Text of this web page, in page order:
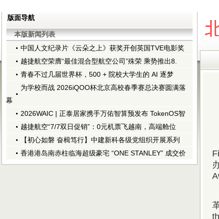
版面导航
本版新闻列表
中国人文纪录片《云朵之上》获奖开创英国TVE电影奖
越捷航空荣膺“最佳混合型航空公司”殊荣 乘势推出8.
青春不过几届世界杯，500 + 院校大学生的 AI 逐梦
为学校而战 2026iQOO杯北京高校春季赛总决赛圆满落
幕
2026WAIC | 正泰居家携手万佑智算预发布 TokenOS智
越捷航空“7/7双日促销”：0元机票飞越南，高端舱位
【初心如磐 奋楫笃行】中建新科各级党组织开展系列
香港港岛南赤柱临海超级豪宅 “ONE STANLEY” 成交价